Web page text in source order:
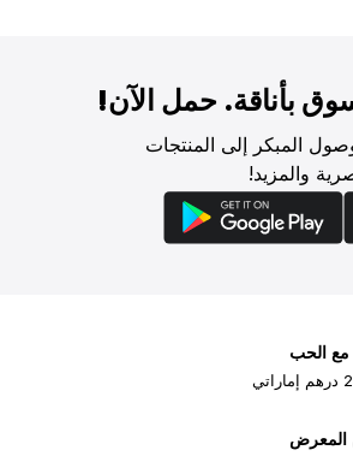
بأناقة. حمل الآن!
المبكر إلى المنتجات
والمزيد!
مع الحب
المعرض